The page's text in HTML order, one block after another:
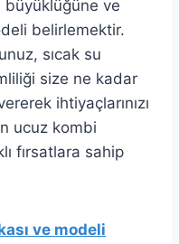
büyüklüğüne ve
belirlemektir.
sıcak su
size ne kadar
ihtiyaçlarınızı
ucuz kombi
fırsatlara sahip
ve modeli